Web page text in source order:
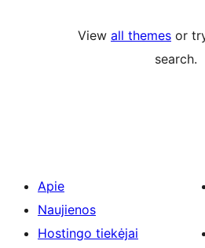
View all themes or
search.
Apie
Naujienos
Hostingo tiekėjai